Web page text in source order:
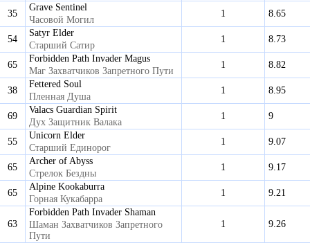
35
Grave Sentinel
Часовой Могил
1 8.65
54
Satyr Elder
Старший Сатир
1 8.73
65
Forbidden Path Invader Magus
Маг Захватчиков Запретного Пути
1 8.82
38
Fettered Soul
Пленная Душа
1 8.95
69
Valacs Guardian Spirit
Дух Защитник Валака
1 9
55
Unicorn Elder
Старший Единорог
1 9.07
65
Archer of Abyss
Стрелок Бездны
1 9.17
65
Alpine Kookaburra
Горная Кукабарра
1 9.21
63
Forbidden Path Invader Shaman
Шаман Захватчиков Запретного
Пути
1 9.26